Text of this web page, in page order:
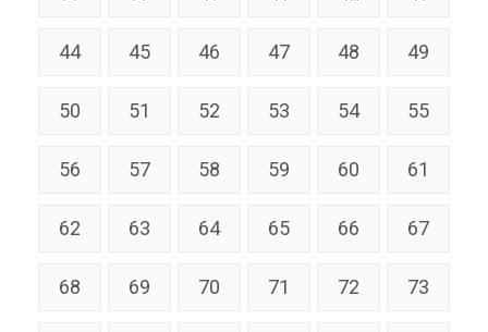
44 45 46 47 48 49
50 51 52 53 54 55
56 57 58 59 60 61
62 63 64 65 66 67
68 69 70 71 72 73